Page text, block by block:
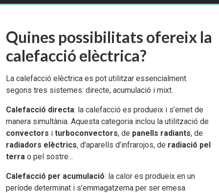
Quines possibilitats ofereix la
calefacció elèctrica?
La calefacció elèctrica es pot utilitzar essencialment
segons tres sistemes: directe, acumulació i mixt.
Calefacció directa: la calefacció es produeix i s’emet de
manera simultània. Aquesta categoria inclou la utilització de
convectors i turboconvectors, de panells radiants, de
radiadors elèctrics, d’aparells d’infrarojos, de radiació pel
terra o pel sostre...
Calefacció per acumulació: la calor es produeix en un
període determinat i s’emmagatzema per ser emesa